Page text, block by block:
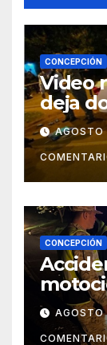
CONCEPCIÓN
Video
deja
CONCEPCIÓN
Yaú